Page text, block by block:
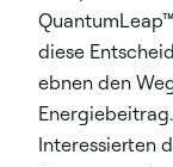
diese
ebnen den
Interessierten